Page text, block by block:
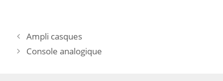
Ampli casques
Console analogique